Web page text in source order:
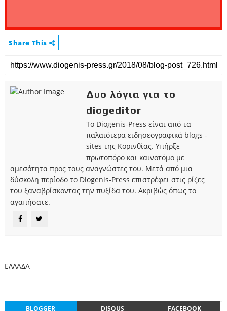
Share This
Δυο λόγια για το
diogeditor
Το Diogenis-Press είναι από τα
παλαιότερα ειδησεογραφικά blogs -
sites της Κορινθίας. Υπήρξε
πρωτοπόρο και καινοτόμο με
αμεσότητα προς τους αναγνώστες του. Μετά από μια
δύσκολη περίοδο το Diogenis-Press επιστρέφει στις ρίζες
του ξαναβρίσκοντας την πυξίδα του. Ακριβώς όπως το
αγαπήσατε.
ΕΛΛΑΔΑ
BLOGGER DISQUS FACEBOOK